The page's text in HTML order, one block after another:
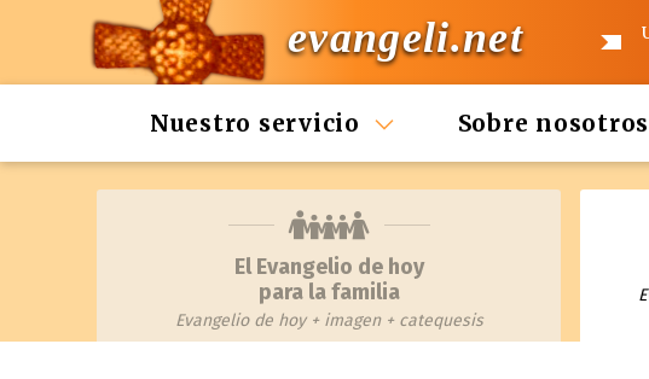
evangeli.net
Nuestro servicio Sobre nosotros
El Evangelio de hoy
para la familia
Evangelio de hoy + imagen + catequesis